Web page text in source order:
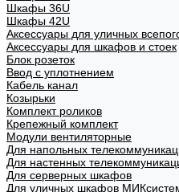
Шкафы 36U
Шкафы 42U
Аксессуары для уличных
Аксессуары для шкафов и стоек
Блок розеток
Ввод с уплотнением
Кабель канал
Козырьки
Комплект роликов
Крепежный комплект
Модули вентиляторные
Для напольных
Для настенных
Для серверных шкафов
Для уличных шкафов